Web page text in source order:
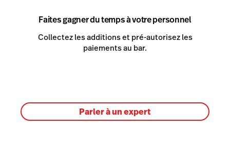
Faites gagner du temps à votre personnel
Collectez les additions et pré-autorisez les
paiements au bar.
Parler à un expert